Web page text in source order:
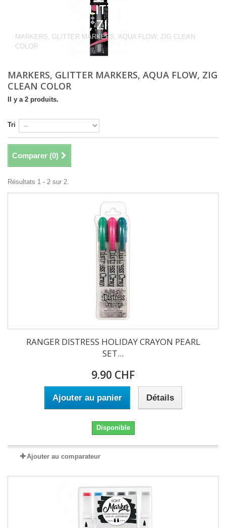
MARKERS, GLITTER MARKERS,
AQUA FLOW, ZIG CLEAN COLOR
MARKERS, GLITTER MARKERS, AQUA FLOW, ZIG CLEAN
COLOR
MARKERS, GLITTER MARKERS, AQUA FLOW, ZIG
CLEAN COLOR
Il y a 2 produits.
Tri
Comparer (0)
Résultats 1 - 2 sur 2.
RANGER DISTRESS HOLIDAY CRAYON PEARL
SET...
9.90 CHF
Ajouter au panier Détails
Disponible
Ajouter au comparateur